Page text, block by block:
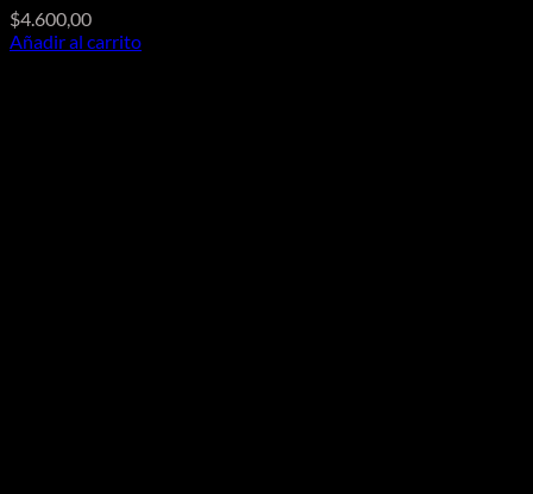
$4.600,00
Añadir al carrito